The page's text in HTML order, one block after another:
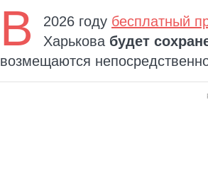
В 2026 году бесплатный
Харькова будет
возмещаются